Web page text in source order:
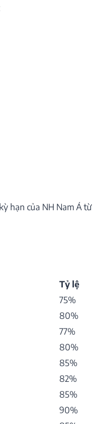
hạn của NH Nam Á từ
Tỷ lệ
75%
80%
77%
80%
85%
82%
85%
90%